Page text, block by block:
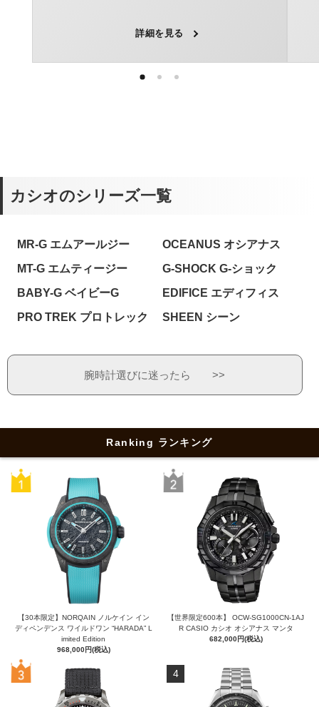
詳細を見る
カシオのシリーズ一覧
MR-G エムアールジー
OCEANUS オシアナス
MT-G エムティージー
G-SHOCK G-ショック
BABY-G ベイビーG
EDIFICE エディフィス
PRO TREK プロトレック
SHEEN シーン
腕時計選びに迷ったら >>
Ranking ランキング
【30本限定】NORQAIN ノルケイン イン
ディペンデンス ワイルドワン “HARADA” L
imited Edition
968,000円(税込)
【世界限定600本】 OCW-SG1000CN-1AJ
R CASIO カシオ オシアナス マンタ
682,000円(税込)
4